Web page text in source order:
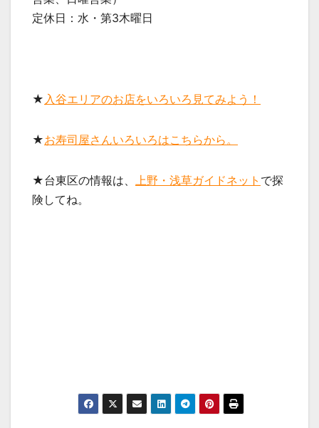
定休日：水・第3木曜日
★ 入谷エリアのお店をいろいろ見てみよう！
★お寿司屋さんいろいろはこちらから。
★台東区の情報は、 上野・浅草ガイドネット で探
険してね。